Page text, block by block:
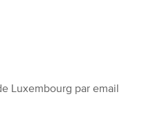
Luxembourg par email